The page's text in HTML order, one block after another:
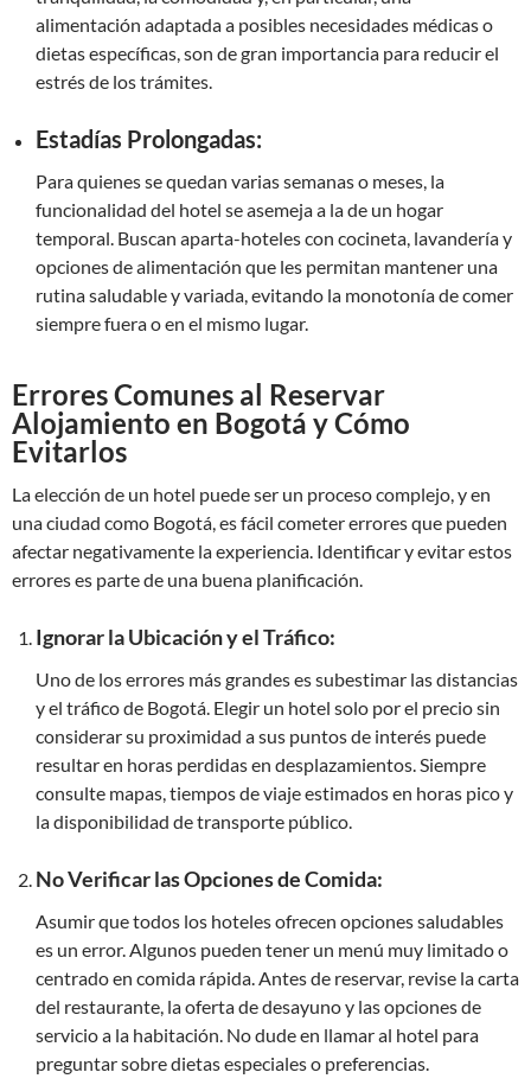
alimentación adaptada a posibles necesidades médicas o
dietas específicas, son de gran importancia para reducir el
estrés de los trámites.
Estadías Prolongadas:
Para quienes se quedan varias semanas o meses, la
funcionalidad del hotel se asemeja a la de un hogar
temporal. Buscan aparta-hoteles con cocineta, lavandería y
opciones de alimentación que les permitan mantener una
rutina saludable y variada, evitando la monotonía de comer
siempre fuera o en el mismo lugar.
Errores Comunes al Reservar
Alojamiento en Bogotá y Cómo
Evitarlos
La elección de un hotel puede ser un proceso complejo, y en
una ciudad como Bogotá, es fácil cometer errores que pueden
afectar negativamente la experiencia. Identificar y evitar estos
errores es parte de una buena planificación.
Ignorar la Ubicación y el Tráfico:
Uno de los errores más grandes es subestimar las distancias
y el tráfico de Bogotá. Elegir un hotel solo por el precio sin
considerar su proximidad a sus puntos de interés puede
resultar en horas perdidas en desplazamientos. Siempre
consulte mapas, tiempos de viaje estimados en horas pico y
la disponibilidad de transporte público.
No Verificar las Opciones de Comida:
Asumir que todos los hoteles ofrecen opciones saludables
es un error. Algunos pueden tener un menú muy limitado o
centrado en comida rápida. Antes de reservar, revise la carta
del restaurante, la oferta de desayuno y las opciones de
servicio a la habitación. No dude en llamar al hotel para
preguntar sobre dietas especiales o preferencias.